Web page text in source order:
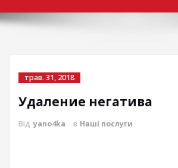
трав. 31, 2018
Удаление негатива
Від yano4ka в Наші послуги